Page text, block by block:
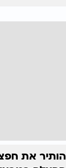
הותיר את